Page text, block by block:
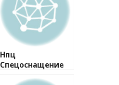
Нпц
Спецоснащение